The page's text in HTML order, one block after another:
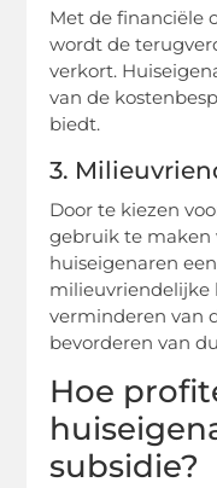
Met de financiële
wordt de
verkort.
van de
biedt.
3.
Door te kiezen
gebruik te maken
huiseigenaren
milieuvriendelijke
verminderen van
bevorderen van
Hoe
subsidie?